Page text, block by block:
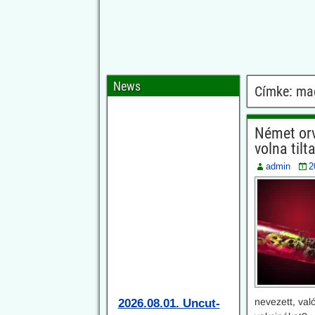
Címke:
Német
volna
admin
nevezett,
News
gyermekeknél